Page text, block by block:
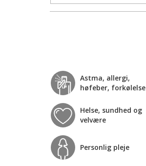
Astma, allergi,
høfeber, forkølelse
Helse, sundhed og
velvære
Personlig pleje